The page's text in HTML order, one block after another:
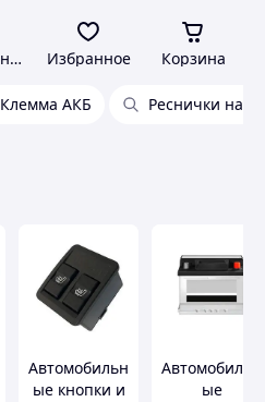
Избранное Корзина
Клемма АКБ Реснички на
Автомобильн
ые кнопки и
Автомобильн
ые